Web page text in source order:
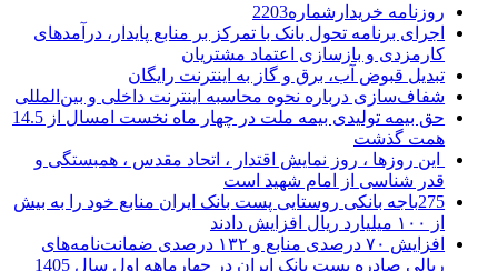
روزنامه خریدارشماره2203
اجرای برنامه تحول بانک با تمرکز بر منابع پایدار، درآمدهای
کارمزدی و بازسازی اعتماد مشتریان
تبدیل قبوض آب، برق و گاز به اینترنت رایگان
شفاف‌سازی درباره نحوه محاسبه اینترنت داخلی و بین‌المللی
حق بیمه تولیدی بیمه ملت در چهار ماه نخست امسال از 14.5
همت گذشت
این روزها ، روز نمایش اقتدار ، اتحاد مقدس ، همبستگی و
قدر شناسی از امام شهید است
275باجه بانکی روستایی پست بانک ایران منابع خود را به بیش
از ۱۰۰ میلیارد ریال افزایش دادند
افزایش ۷۰ درصدی منابع و ۱۳۲ درصدی ضمانت‌نامه‌های
ریالی صادره پست بانک ایران در چهارماهه اول سال 1405